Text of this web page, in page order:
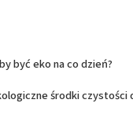
być eko na co dzień?
środki czystości